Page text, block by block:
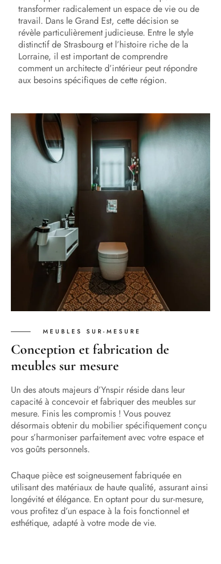
transformer radicalement un espace de vie ou de
travail. Dans le Grand Est, cette décision se
révèle particulièrement judicieuse. Entre le style
distinctif de Strasbourg et l’histoire riche de la
Lorraine, il est important de comprendre
comment un architecte d’intérieur peut répondre
aux besoins spécifiques de cette région.
MEUBLES SUR-MESURE
Conception et fabrication de
meubles sur mesure
Un des atouts majeurs d’Ynspir réside dans leur
capacité à concevoir et fabriquer des meubles sur
mesure. Finis les compromis ! Vous pouvez
désormais obtenir du mobilier spécifiquement conçu
pour s’harmoniser parfaitement avec votre espace et
vos goûts personnels.
Chaque pièce est soigneusement fabriquée en
utilisant des matériaux de haute qualité, assurant ainsi
longévité et élégance. En optant pour du sur-mesure,
vous profitez d’un espace à la fois fonctionnel et
esthétique, adapté à votre mode de vie.